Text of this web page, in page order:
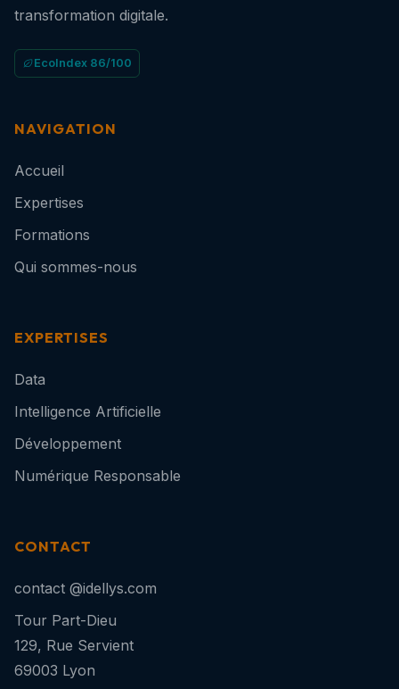
transformation digitale.
EcoIndex 86/100
NAVIGATION
Accueil
Expertises
Formations
Qui sommes-nous
EXPERTISES
Data
Intelligence Artificielle
Développement
Numérique Responsable
CONTACT
contact @idellys.com
Tour Part-Dieu
129, Rue Servient
69003 Lyon